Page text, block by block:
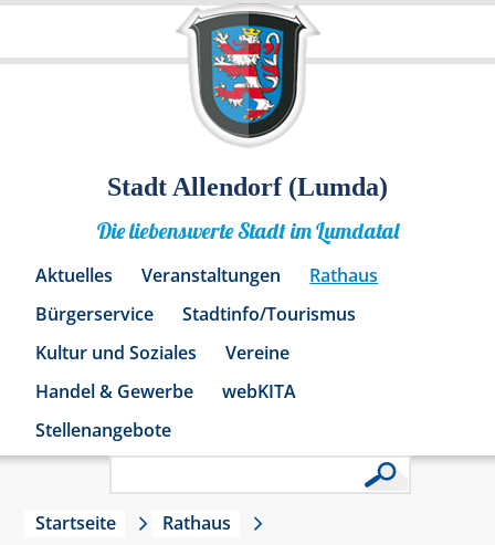
Stadt Allendorf (Lumda)
Die liebenswerte Stadt im Lumdatal
Aktuelles Veranstaltungen
Rathaus
Bürgerservice
Stadtinfo/Tourismus
Kultur und Soziales
Vereine
Handel & Gewerbe
webKITA
Stellenangebote
Startseite
Rathaus